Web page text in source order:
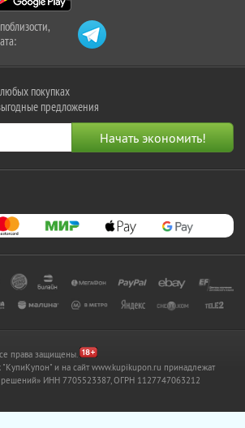
покупках
предложения
права защищены.
"КупиКупон" и на сайт www.kupikupon.ru принадлежат
решений» ИНН 7705523387, ОГРН 1127747063212